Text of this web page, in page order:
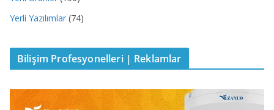
Yerli Yazılımlar (74)
Bilişim Profesyonelleri | Reklamlar